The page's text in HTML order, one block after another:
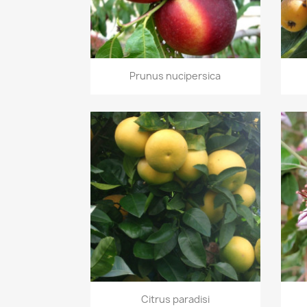
Vorschau
Prunus nucipersica
Vorschau
Citrus paradisi